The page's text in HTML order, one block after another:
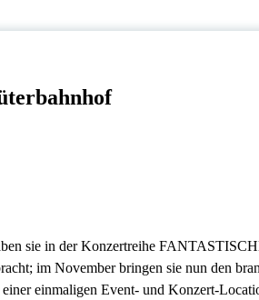
sie in der Konzertreihe
im November bringen sie nun den
einmaligen Event- und Konzert-